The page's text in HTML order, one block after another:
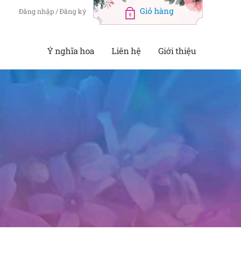
Đăng nhập / Đăng ký 0
Ý nghĩa hoa Liên hệ Giới thiệu